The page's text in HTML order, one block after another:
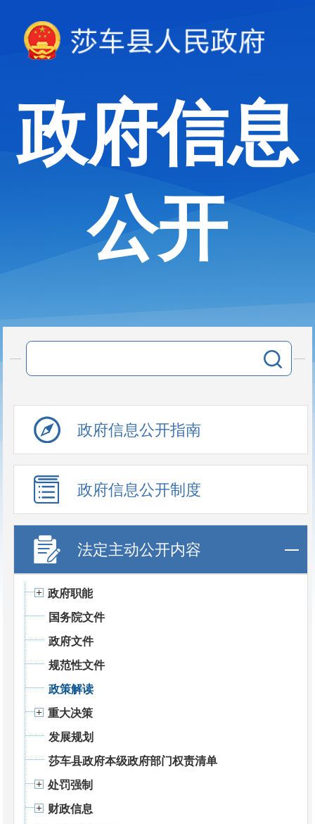
政府信息
公开
政府信息公开指南
政府信息公开制度
法定主动公开内容
政府职能
国务院文件
政府文件
规范性文件
政策解读
重大决策
发展规划
莎车县政府本级政府部门权责清单
处罚强制
财政信息